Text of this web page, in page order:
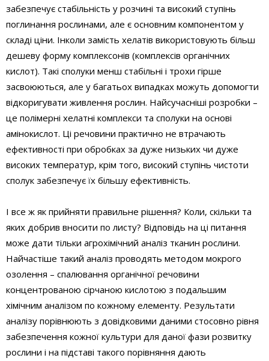
забезпечує стабільність у розчині та високий ступінь
поглинання рослинами, але є основним компонентом у
складі ціни. Інколи замість хелатів використовують більш
дешеву форму комплексонів (комплексів органічних
кислот). Такі сполуки менш стабільні і трохи гірше
засвоюються, але у багатьох випадках можуть допомогти
відкоригувати живлення рослин. Найсучасніші розробки –
це полімерні хелатні комплекси та сполуки на основі
амінокислот. Ці речовини практично не втрачають
ефективності при обробках за дуже низьких чи дуже
високих температур, крім того, високий ступінь чистоти
сполук забезпечує їх більшу ефективність.
І все ж як прийняти правильне рішення? Коли, скільки та
яких добрив вносити по листу? Відповідь на ці питання
може дати тільки агрохімічний аналіз тканин рослини.
Найчастіше такий аналіз проводять методом мокрого
озолення – спалювання органічної речовини
концентрованою сірчаною кислотою з подальшим
хімічним аналізом по кожному елементу. Результати
аналізу порівнюють з довідковими даними стосовно рівня
забезпечення кожної культури для даної фази розвитку
рослини і на підставі такого порівняння дають